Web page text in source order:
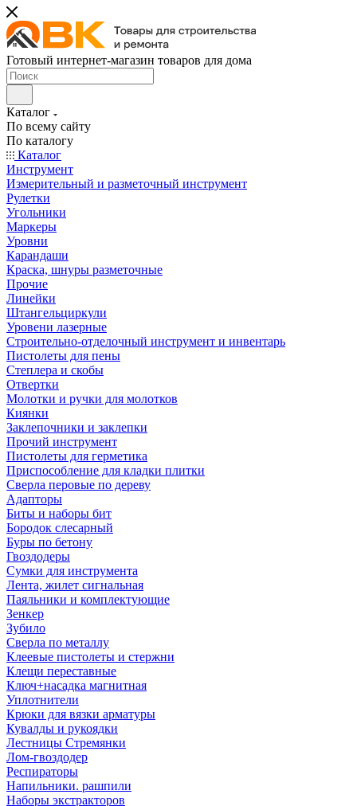
Готовый интернет-магазин товаров для дома
Каталог
По всему сайту
По каталогу
Каталог
Инструмент
Измерительный и разметочный инструмент
Рулетки
Угольники
Маркеры
Уровни
Карандаши
Краска, шнуры разметочные
Прочие
Линейки
Штангельциркули
Уровени лазерные
Строительно-отделочный инструмент и инвентарь
Пистолеты для пены
Степлера и скобы
Отвертки
Молотки и ручки для молотков
Киянки
Заклепочники и заклепки
Прочий инструмент
Пистолеты для герметика
Приспособление для кладки плитки
Сверла перовые по дереву
Адапторы
Биты и наборы бит
Бородок слесарный
Буры по бетону
Гвоздодеры
Сумки для инструмента
Лента, жилет сигнальная
Паяльники и комплектующие
Зенкер
Зубило
Сверла по металлу
Клеевые пистолеты и стержни
Клещи переставные
Ключ+насадка магнитная
Уплотнители
Крюки для вязки арматуры
Кувалды и рукоядки
Лестницы Стремянки
Лом-гвоздодер
Респираторы
Напильники. рашпили
Наборы экстракторов